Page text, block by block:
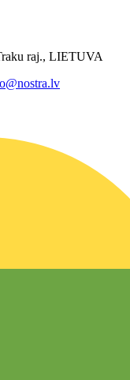
raj., LIETUVA